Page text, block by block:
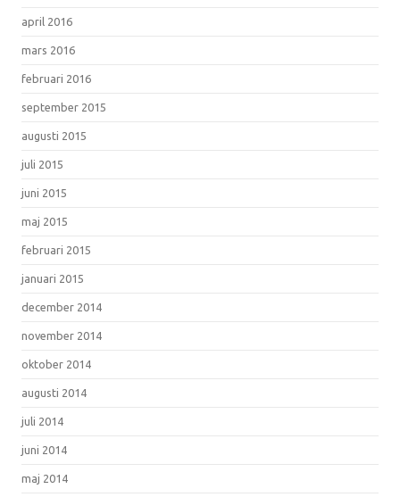
april 2016
mars 2016
februari 2016
september 2015
augusti 2015
juli 2015
juni 2015
maj 2015
februari 2015
januari 2015
december 2014
november 2014
oktober 2014
augusti 2014
juli 2014
juni 2014
maj 2014